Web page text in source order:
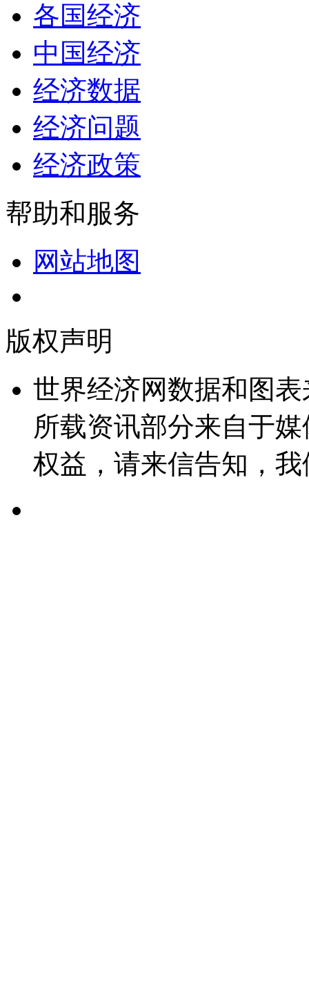
各国经济
中国经济
经济数据
经济问题
经济政策
帮助和服务
网站地图
版权声明
世界经济网数据和图
所载资讯部分来自于
权益，请来信告知，